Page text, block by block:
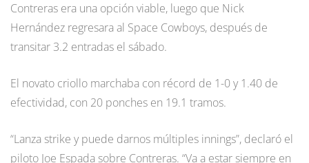
Contreras era una opción viable, luego que Nick
Hernández regresara al Space Cowboys, después de
transitar 3.2 entradas el sábado.
El novato criollo marchaba con récord de 1-0 y 1.40 de
efectividad, con 20 ponches en 19.1 tramos.
“Lanza strike y puede darnos múltiples innings”, declaró el
piloto Joe Espada sobre Contreras. “Va a estar siempre en